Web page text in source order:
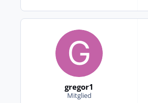
gregor1
Mitglied